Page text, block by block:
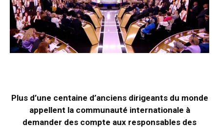
Plus d’une centaine d’anciens dirigeants du monde
appellent la communauté internationale à
demander des compte aux responsables des